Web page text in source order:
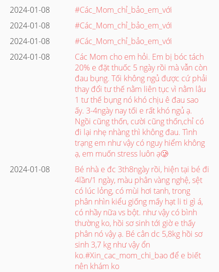
2024-01-08
#Các_Mom_chỉ_bảo_em_với
2024-01-08
#Các_Mom_chỉ_bảo_em_với
2024-01-08
#Các_Mom_chỉ_bảo_em_với
2024-01-08
Các Mom cho em hỏi. Em bị bóc tách
20% e đặt thuốc 5 ngày rồi mà vẫn còn
đau bụng. Tối không ngủ được cứ phải
thay đổi tư thế nằm liên tục vì nằm lâu
1 tư thế bụng nó khó chịu ê đau sao
ấy. 3-4ngày nay tối e rất khó ngủ ạ.
Ngồi cũng thốn, cười cũng thốn,chỉ có
đi lại nhẹ nhàng thì không đau. Tình
trạng em như vậy có nguy hiểm không
ạ, em muốn stress luôn ạ🥲
2024-01-08
Bé nhà e đc 3th8ngày rồi, hiện tại bé đi
4lần/1 ngày, màu phân vàng nghệ, sệt
có lúc lỏng, có mùi hơi tanh, trong
phân nhìn kiểu giống mấy hạt li ti gì á,
có nhầy nữa vs bột. như vậy có bình
thường ko, hồi sơ sinh tới giờ e thấy
phân nó vậy ạ. Bé cân dc 5,8kg hồi sơ
sinh 3,7 kg như vậy ổn
ko.#Xin_cac_mom_chi_bao để e biết
nên khám ko